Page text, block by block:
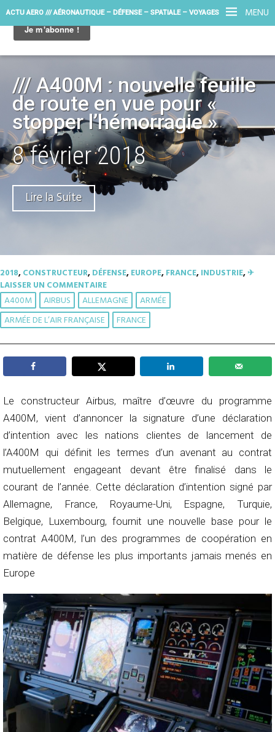
MENU
ACTU AERO /// AÉRONAUTIQUE – DÉFENSE – SPATIALE – VOYAGES
/// A400M : nouvelle feuille
de route en vue pour «
stopper l’hémorragie »
8 février 2018
Lire la Suite
2018,CONSTRUCTEUR,DÉFENSE,EUROPE,FRANCE,INDUSTRIE,✈︎
LAISSER UN COMMENTAIRE
A400M AIRBUS ALLEMAGNE
ARMÉE
ARMÉE DE L’AIR FRANÇAISE
FRANCE
Le constructeur Airbus, maître d’œuvre du programme
A400M, vient d’annoncer la signature d’une déclaration
d’intention avec les nations clientes de lancement de
l’A400M qui définit les termes d’un avenant au contrat
mutuellement engageant devant être finalisé dans le
courant de l’année. Cette déclaration d’intention signé par
Allemagne, France, Royaume-Uni, Espagne, Turquie,
Belgique, Luxembourg, fournit une nouvelle base pour le
contrat A400M, l’un des programmes de coopération en
matière de défense les plus importants jamais menés en
Europe